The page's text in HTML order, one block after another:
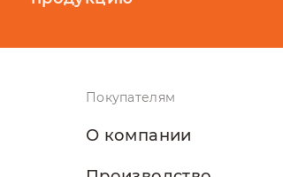
Покупателям
О компании